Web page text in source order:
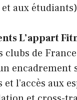
aux
L’appart
clubs de
encadrement
l’accès aux